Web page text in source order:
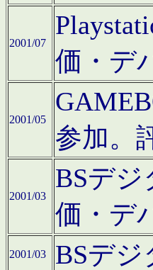
2001/07
価・デ
2001/05
参加。
2001/03
BSデ
価・デ
2001/03 BSデ